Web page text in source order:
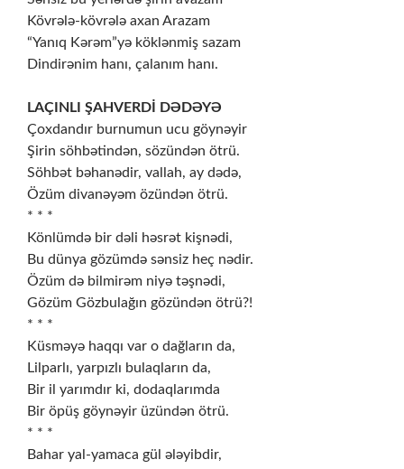
Kövrələ-kövrələ axan Arazam
“Yanıq Kərəm”yə köklənmiş sazam
Dindirənim hanı, çalanım hanı.
LAÇINLI ŞAHVERDİ DƏDƏYƏ
Çoxdandır burnumun ucu göynəyir
Şirin söhbətindən, sözündən ötrü.
Söhbət bəhanədir, vallah, ay dədə,
Özüm divanəyəm özündən ötrü.
* * *
Könlümdə bir dəli həsrət kişnədi,
Bu dünya gözümdə sənsiz heç nədir.
Özüm də bilmirəm niyə təşnədi,
Gözüm Gözbulağın gözündən ötrü?!
* * *
Küsməyə haqqı var o dağların da,
Lilparlı, yarpızlı bulaqların da,
Bir il yarımdır ki, dodaqlarımda
Bir öpüş göynəyir üzündən ötrü.
* * *
Bahar yal-yamaca gül ələyibdir,